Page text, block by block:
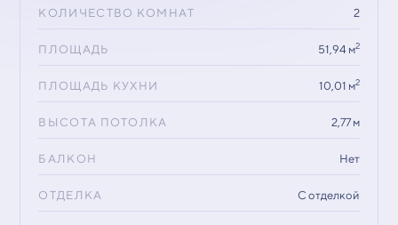
КОЛИЧЕСТВО КОМНАТ 2
ПЛОЩАДЬ 51,94 м2
ПЛОЩАДЬ КУХНИ 10,01 м2
ВЫСОТА ПОТОЛКА 2,77 м
БАЛКОН Нет
ОТДЕЛКА С отделкой